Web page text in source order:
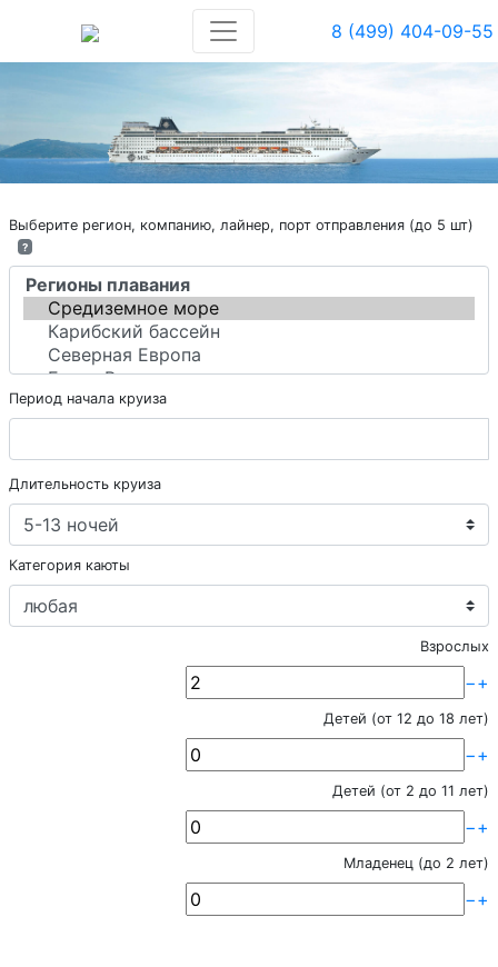
8 (499) 404-09-55
Выберите регион, компанию, лайнер, порт отправления (до 5 шт)
?
Период начала круиза
Длительность круиза
Категория каюты
Взрослых
−+
Детей (от 12 до 18 лет)
−+
Детей (от 2 до 11 лет)
−+
Младенец (до 2 лет)
−+